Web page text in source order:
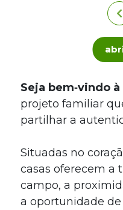
Seja bem‑vindo
projeto familiar
partilhar a
Situadas no
casas oferecem a
campo, a
a oportunidade